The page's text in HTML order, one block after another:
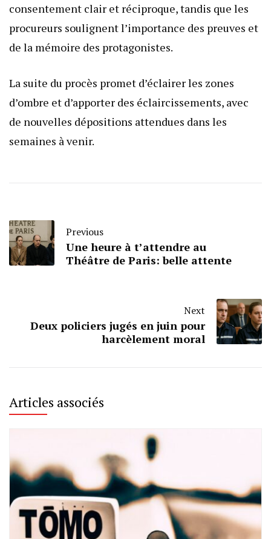
consentement clair et réciproque, tandis que les
procureurs soulignent l’importance des preuves et
de la mémoire des protagonistes.
La suite du procès promet d’éclairer les zones
d’ombre et d’apporter des éclaircissements, avec
de nouvelles dépositions attendues dans les
semaines à venir.
Previous
Une heure à t’attendre au
Théâtre de Paris: belle attente
Next
Deux policiers jugés en juin pour
harcèlement moral
Articles associés